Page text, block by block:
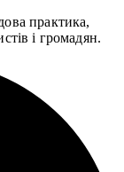
практика,
і громадян.